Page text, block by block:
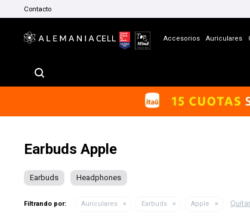
Accesorios Auriculares
Contacto
Earbuds Apple
Earbuds Headphones
Filtrando por: Auriculares Earbuds Apple